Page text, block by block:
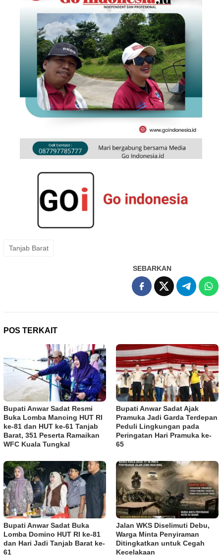
Tanjab Barat
SEBARKAN
POS TERKAIT
Bupati Anwar Sadat Resmi
Buka Lomba Mancing HUT RI
ke-81 dan HUT ke-61 Tanjab
Barat, 351 Peserta Ramaikan
WFC Kuala Tungkal
Bupati Anwar Sadat Ajak
Pramuka Jadi Garda Terdepan
Peduli Lingkungan pada
Peringatan Hari Pramuka ke-
65
Bupati Anwar Sadat Buka
Lomba Domino HUT RI ke-81
dan Hari Jadi Tanjab Barat ke-
61
Jalan WKS Diselimuti Debu,
Warga Minta Penyiraman
Ditingkatkan untuk Cegah
Kecelakaan